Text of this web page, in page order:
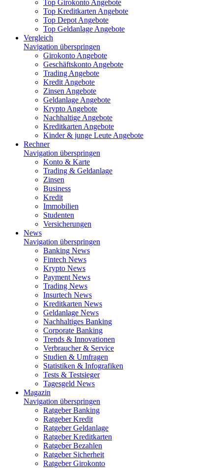
Top Girokonto Angebote
Top Kreditkarten Angebote
Top Depot Angebote
Top Geldanlage Angebote
Vergleich
Navigation überspringen
Girokonto Angebote
Geschäftskonto Angebote
Trading Angebote
Kredit Angebote
Zinsen Angebote
Geldanlage Angebote
Krypto Angebote
Nachhaltige Angebote
Kreditkarten Angebote
Kinder & junge Leute Angebote
Rechner
Navigation überspringen
Konto & Karte
Trading & Geldanlage
Zinsen
Business
Kredit
Immobilien
Studenten
Versicherungen
News
Navigation überspringen
Banking News
Fintech News
Krypto News
Payment News
Trading News
Insurtech News
Kreditkarten News
Geldanlage News
Nachhaltiges Banking
Corporate Banking
Trends & Innovationen
Verbraucher & Service
Studien & Umfragen
Statistiken & Infografiken
Tests & Testsieger
Tagesgeld News
Magazin
Navigation überspringen
Ratgeber Banking
Ratgeber Kredit
Ratgeber Geldanlage
Ratgeber Kreditkarten
Ratgeber Bezahlen
Ratgeber Sicherheit
Ratgeber Girokonto